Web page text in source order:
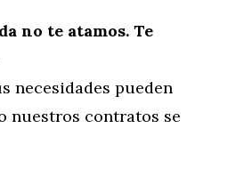
no te atamos. Te
necesidades pueden
nuestros contratos se